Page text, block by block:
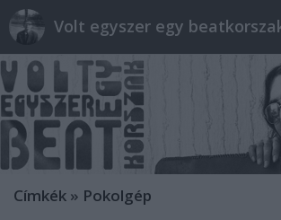
Volt egyszer egy
Címkék » Pokolgép